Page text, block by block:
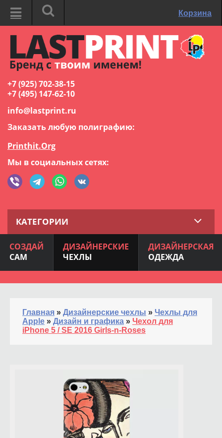
Корзина
+7 (925) 702-38-15
+7 (495) 147-62-10
info@lastprint.ru
Заказать любую полиграфию:
Printhit.Org
Мы в социальных сетях:
КАТЕГОРИИ
СОЗДАЙ
САМ
ДИЗАЙНЕРСКИЕ
ЧЕХЛЫ
ДИЗАЙНЕРСКАЯ
ОДЕЖДА
Главная » Дизайнерские чехлы » Чехлы для
Apple » Дизайн и графика » Чехол для
iPhone 5 / SE 2016 Girls-n-Roses